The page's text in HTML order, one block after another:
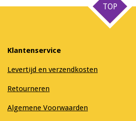
TOP
Klantenservice
Levertijd en verzendkosten
Retourneren
Algemene Voorwaarden